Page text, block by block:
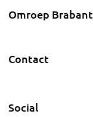
Omroep Brabant
Contact
Social